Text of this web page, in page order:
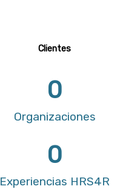
Clientes
Organizaciones
0
Experiencias HRS4R
0